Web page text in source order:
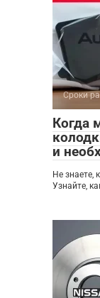
Сроки
Когда
и
Не знаете,
Узнайте,